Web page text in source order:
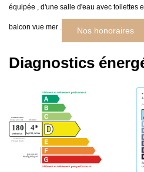
équipée , d'une salle d'eau avec toilettes
balcon vue mer . Nos honoraires
Diagnostics